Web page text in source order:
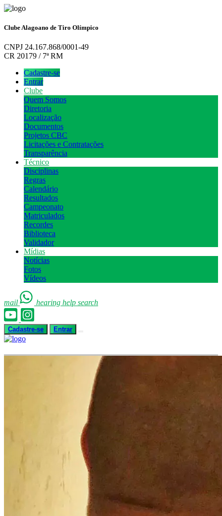
Clube Alagoano de Tiro Olímpico
CNPJ 24.167.868/0001-49
CR 20179 / 7ª RM
Cadastre-se
Entrar
Clube
Quem Somos
Diretoria
Localização
Documentos
Projetos CBC
Licitações e Contratações
Transparência
Técnico
Disciplinas
Regras
Calendário
Resultados
Campeonato
Matriculados
Recordes
Biblioteca
Validador
Mídias
Notícias
Fotos
Vídeos
mail hearing help search
Cadastre-se Entrar